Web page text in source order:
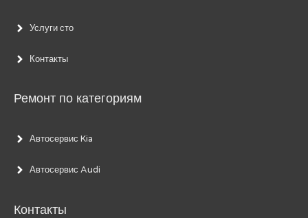
Услуги сто
Контакты
Ремонт по категориям
Автосервис Kia
Автосервис Audi
Контакты